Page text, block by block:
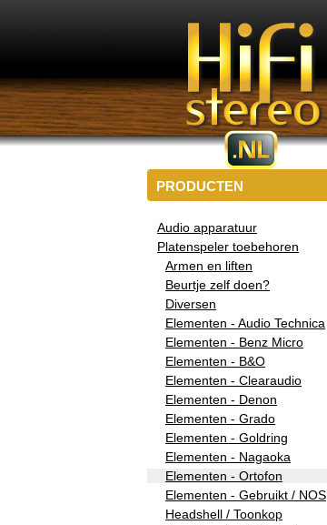
PRODUCTEN
Audio apparatuur
Platenspeler toebehoren
Armen en liften
Beurtje zelf doen?
Diversen
Elementen - Audio Technica
Elementen - Benz Micro
Elementen - B&O
Elementen - Clearaudio
Elementen - Denon
Elementen - Grado
Elementen - Goldring
Elementen - Nagaoka
Elementen - Ortofon
Elementen - Gebruikt / NOS
Headshell / Toonkop